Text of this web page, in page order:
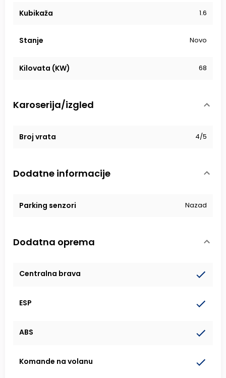
Kubikaža 1.6
Stanje Novo
Kilovata (KW) 68
Karoserija/izgled
Broj vrata 4/5
Dodatne informacije
Parking senzori Nazad
Dodatna oprema
Centralna brava
ESP
ABS
Komande na volanu